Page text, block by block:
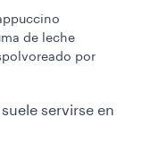
de leche
por
servirse en